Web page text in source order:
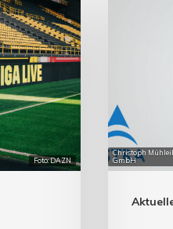
Foto: DAZN
Christoph
GmbH